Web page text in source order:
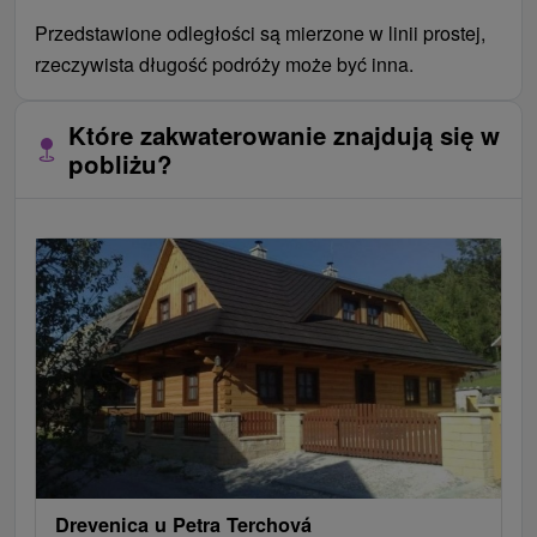
Przedstawione odległości są mierzone w linii prostej,
rzeczywista długość podróży może być inna.
Które zakwaterowanie znajdują się w
pobliżu?
Drevenica u Petra Terchová